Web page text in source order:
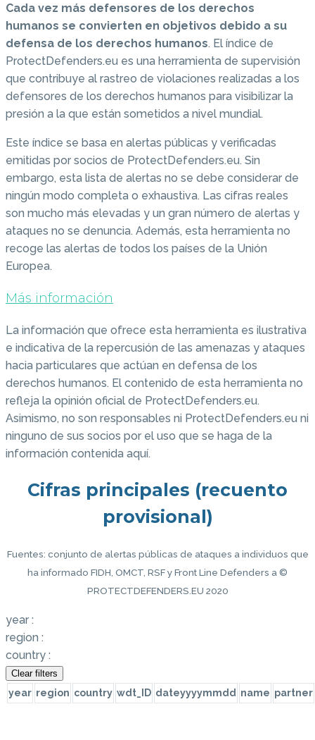
Cada vez más defensores de los derechos
humanos se convierten en objetivos debido a su
defensa de los derechos humanos. El índice de
ProtectDefenders.eu es una herramienta de supervisión
que contribuye al rastreo de violaciones realizadas a los
defensores de los derechos humanos para visibilizar la
presión a la que están sometidos a nivel mundial.
Este índice se basa en alertas públicas y verificadas
emitidas por socios de ProtectDefenders.eu. Sin
embargo, esta lista de alertas no se debe considerar de
ningún modo completa o exhaustiva. Las cifras reales
son mucho más elevadas y un gran número de alertas y
ataques no se denuncia. Además, esta herramienta no
recoge las alertas de todos los países de la Unión
Europea.
Más información
La información que ofrece esta herramienta es ilustrativa
e indicativa de la repercusión de las amenazas y ataques
hacia particulares que actúan en defensa de los
derechos humanos. El contenido de esta herramienta no
refleja la opinión oficial de ProtectDefenders.eu.
Asimismo, no son responsables ni ProtectDefenders.eu ni
ninguno de sus socios por el uso que se haga de la
información contenida aquí.
Cifras principales (recuento
provisional)
Fuentes: conjunto de alertas públicas de ataques a individuos que
ha informado FIDH, OMCT, RSF y Front Line Defenders a ©
PROTECTDEFENDERS.EU 2020
year :
region :
country :
Clear filters
year region country wdt_ID dateyyyymmdd name partner